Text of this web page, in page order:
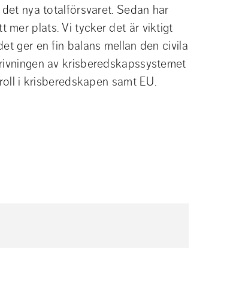
nya totalförsvaret. Sedan har
mer plats. Vi tycker det är viktigt
ger en fin balans mellan den civila
av krisberedskapssystemet
i krisberedskapen samt EU.